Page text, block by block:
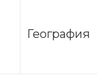
География